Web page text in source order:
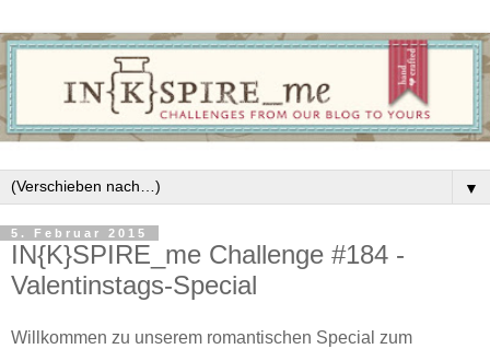
▼
5. Februar 2015
IN{K}SPIRE_me Challenge #184 -
Valentinstags-Special
Willkommen zu unserem romantischen Special zum